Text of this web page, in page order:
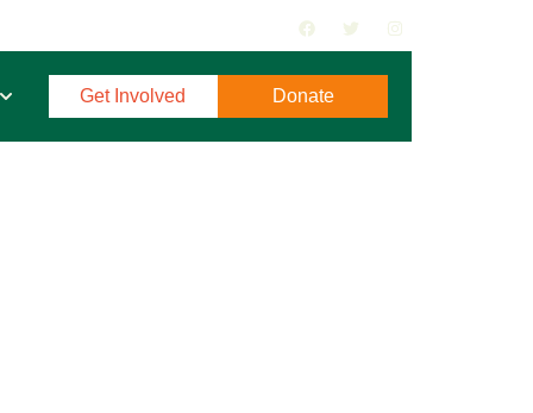
Get Involved Donate